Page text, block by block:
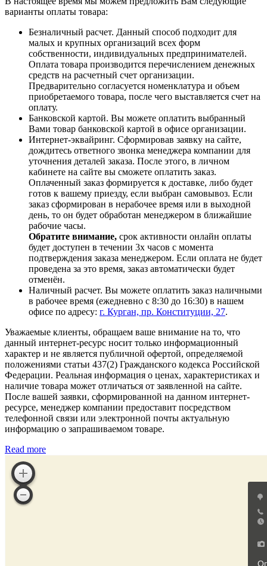
варианты оплаты товара:
Безналичный расчет. Данный способ подходит для
малых и крупных организаций всех форм
собственности, индивидуальных предпринимателей.
Оплата товара производится перечислением денежных
средств на расчетный счет организации.
Предварительно согласуется номенклатура и объем
приобретаемого товара, после чего выставляется счет на
оплату.
Банковской картой. Вы можете оплатить выбранный
Вами товар банковской картой в офисе организации.
Интернет-эквайринг. Сформировав заявку на сайте,
дождитесь ответного звонка менеджера компании для
уточнения деталей заказа. После этого, в личном
кабинете на сайте вы сможете оплатить заказ.
Оплаченный заказ формируется к доставке, либо будет
готов к вашему приезду, если выбран самовывоз. Если
заказ сформирован в нерабочее время или в выходной
день, то он будет обработан менеджером в ближайшие
рабочие часы.
Обратите внимание, срок активности онлайн оплаты
будет доступен в течении 3х часов с момента
подтверждения заказа менеджером. Если оплата не будет
проведена за это время, заказ автоматически будет
отменён.
Наличный расчет. Вы можете оплатить заказ наличными
в рабочее время (ежедневно с 8:30 до 16:30) в нашем
офисе по адресу: г. Курган, пр. Конституции, 27.
Уважаемые клиенты, обращаем ваше внимание на то, что
данный интернет-ресурс носит только информационный
характер и не является публичной офертой, определяемой
положениями статьи 437(2) Гражданского кодекса Российской
Федерации. Реальная информация о ценах, характеристиках и
наличие товара может отличаться от заявленной на сайте.
После вашей заявки, сформированной на данном интернет-
ресурсе, менеджер компании предоставит посредством
телефонной связи или электронной почты актуальную
информацию о запрашиваемом товаре.
Read more